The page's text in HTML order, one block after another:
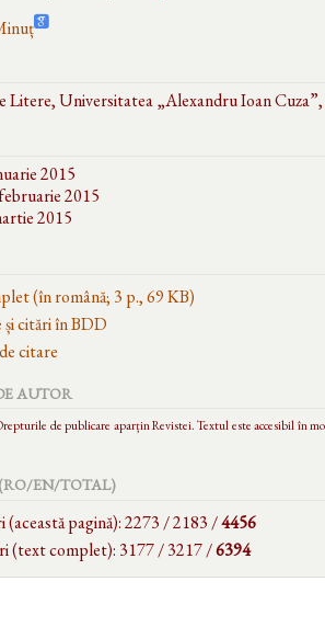
Litere, Universitatea „Alexandru Ioan
2015
2015
2015
(în română; 3 p., 69 KB)
citări în BDD
citare
AUTOR
de publicare aparțin Revistei. Textul este accesibil în
EN/TOTAL)
(această pagină): 2273 / 2183 /4456
(text complet): 3177 / 3217 /6394